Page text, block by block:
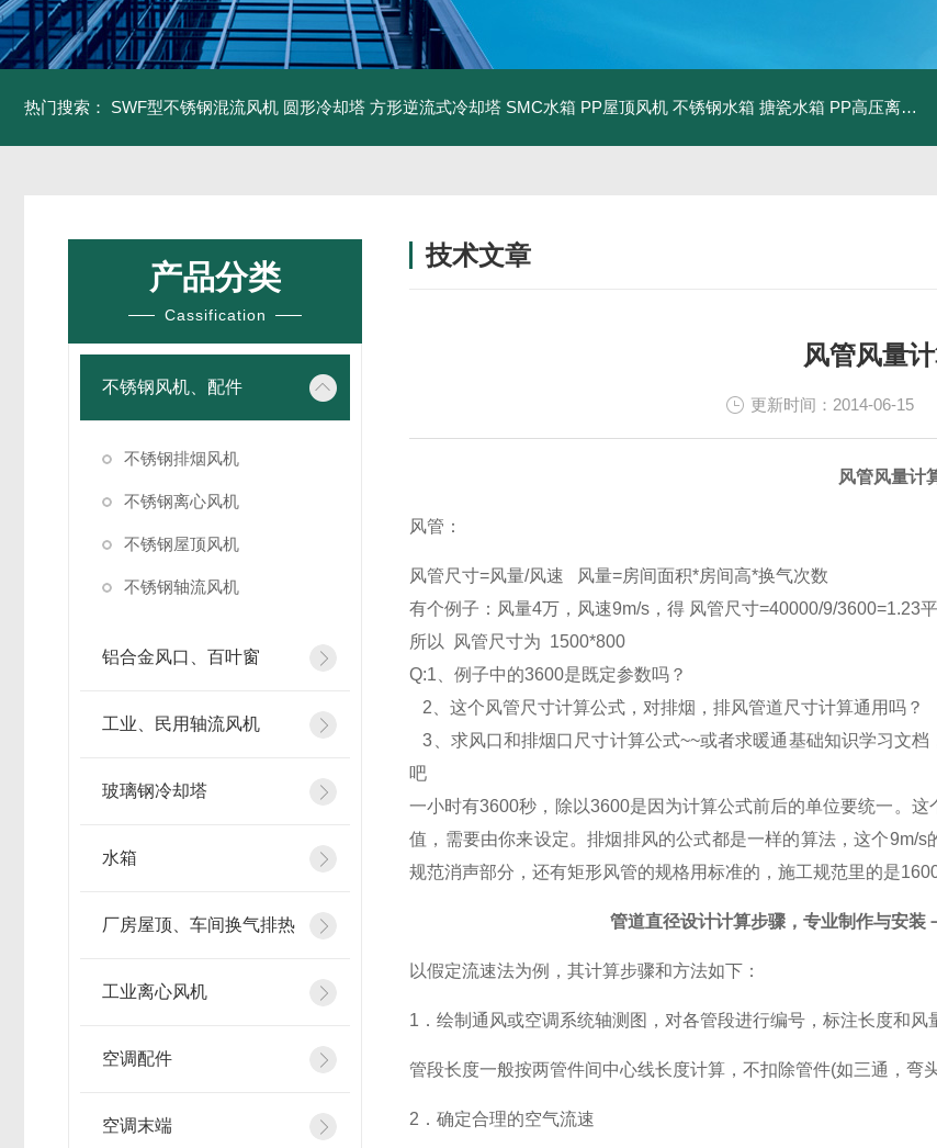
热门搜索： SWF型不锈钢混流风机 圆形冷却塔 方形逆流式冷却塔 SMC水箱 PP屋顶风机 不锈钢水箱 搪瓷水箱 PP高压离心风机
产品分类
Cassification
不锈钢风机、配件
不锈钢排烟风机
不锈钢离心风机
不锈钢屋顶风机
不锈钢轴流风机
铝合金风口、百叶窗
工业、民用轴流风机
玻璃钢冷却塔
水箱
厂房屋顶、车间换气排热
工业离心风机
空调配件
空调末端
技术文章
风管风量
更新时间：2014-06-15
风管风量计
风管：
风管尺寸=风量/风速 风量=房间面积*房间高*换气次数
有个例子：风量4万，风速9m/s ，得 风管尺寸=40000/9/3600=1.23
所以
风管尺寸为 1500*800
Q:1 、例子中的3600是既定参数吗？
2 、这个风管尺寸计算公式，对排烟，排风管道尺寸计算通用吗？
3 、求风口和排烟口尺寸计算公式~~或者求暖通基础知识学习文
吧
一小时有3600秒，除以3600是因为计算公式前后的单位要统一。
值，需要由你来设定。排烟排风的公式都是一样的算法，这个9m/s
规范消声部分，还有矩形风管的规格用标准的，施工规范里的是
管道直径设计计算步骤，专业制作与安装
以假定流速法为例，其计算步骤和方法如下：
1 ．绘制通风或空调系统轴测图，对各管段进行编号，标注长度和风
管段长度一般按两管件间中心线长度计算，不扣除管件(如三通，弯
2 ．确定合理的空气流速